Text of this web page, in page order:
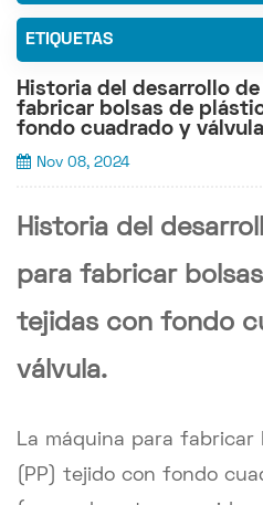
ETIQUETAS
Historia del desarrollo
fabricar bolsas de
fondo cuadrado y
Nov 08, 2024
Historia del
para fabricar
tejidas con fondo
válvula.
La máquina para fabricar
(PP) tejido con fondo